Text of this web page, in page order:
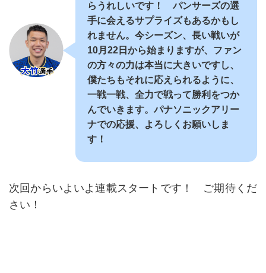
らうれしいです！ パンサーズの選
手に会えるサプライズもあるかもし
れません。今シーズン、長い戦いが
10月22日から始まりますが、ファン
の方々の力は本当に大きいですし、
僕たちもそれに応えられるように、
一戦一戦、全力で戦って勝利をつか
んでいきます。パナソニックアリー
ナでの応援、よろしくお願いしま
す！
次回からいよいよ連載スタートです！ ご期待くだ
さい！